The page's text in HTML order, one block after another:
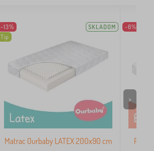
-13%
Tip
SKLADOM
Matrac Ourbaby LATEX 200x90 cm
-6%
>